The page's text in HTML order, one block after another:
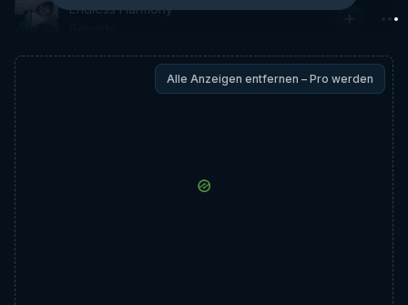
Endless Harmony
Alle Anzeigen entfernen – Pro werden